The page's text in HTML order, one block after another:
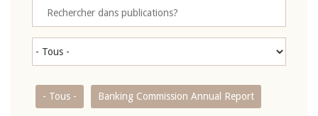
- Tous - Banking Commission Annual Report